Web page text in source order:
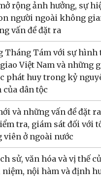
rộng ảnh hưởng, sự
người ngoài không
vấn đề đặt ra
Tháng Tám với sự hình
Việt Nam và những
phát huy trong kỷ
dân tộc
và những vấn đề đặt
tra, giám sát đối với
viên ở ngoài nước
sử, văn hóa và vị thế
niệm, nội hàm và định